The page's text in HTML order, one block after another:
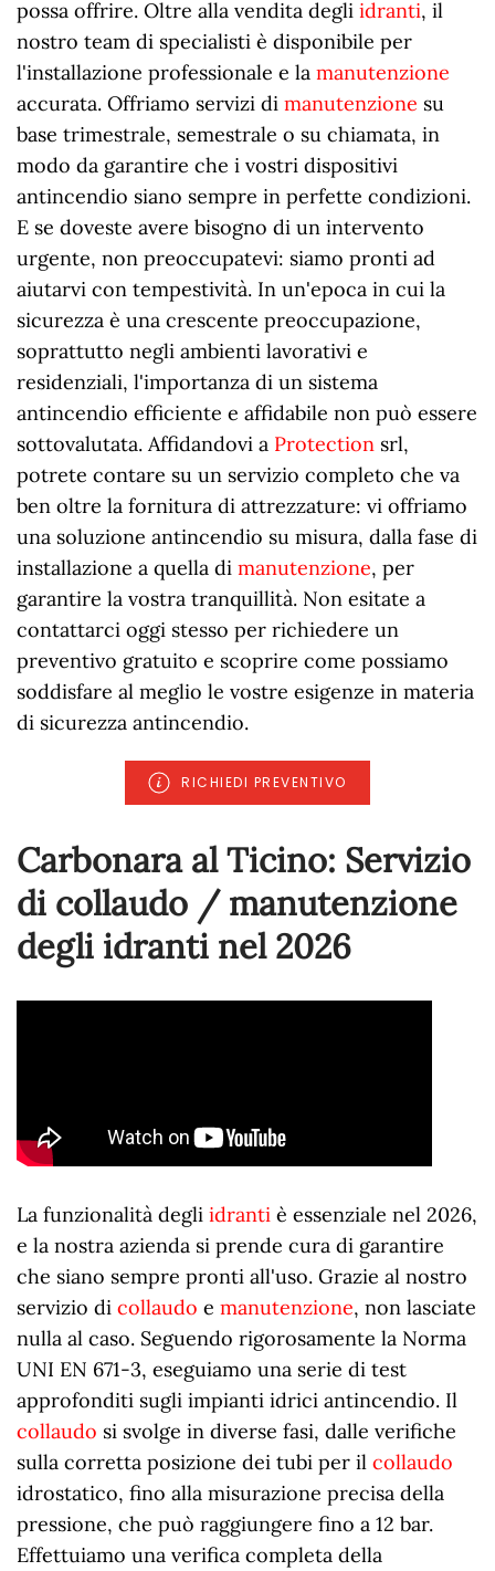
possa offrire. Oltre alla vendita degli idranti, il
nostro team di specialisti è disponibile per
l'installazione professionale e la manutenzione
accurata. Offriamo servizi di manutenzione su
base trimestrale, semestrale o su chiamata, in
modo da garantire che i vostri dispositivi
antincendio siano sempre in perfette condizioni.
E se doveste avere bisogno di un intervento
urgente, non preoccupatevi: siamo pronti ad
aiutarvi con tempestività. In un'epoca in cui la
sicurezza è una crescente preoccupazione,
soprattutto negli ambienti lavorativi e
residenziali, l'importanza di un sistema
antincendio efficiente e affidabile non può essere
sottovalutata. Affidandovi a Protection srl,
potrete contare su un servizio completo che va
ben oltre la fornitura di attrezzature: vi offriamo
una soluzione antincendio su misura, dalla fase di
installazione a quella di manutenzione, per
garantire la vostra tranquillità. Non esitate a
contattarci oggi stesso per richiedere un
preventivo gratuito e scoprire come possiamo
soddisfare al meglio le vostre esigenze in materia
di sicurezza antincendio.
RICHIEDI PREVENTIVO
Carbonara al Ticino: Servizio
di collaudo / manutenzione
degli idranti nel 2026
La funzionalità degli idranti è essenziale nel 2026,
e la nostra azienda si prende cura di garantire
che siano sempre pronti all'uso. Grazie al nostro
servizio di collaudo e manutenzione, non lasciate
nulla al caso. Seguendo rigorosamente la Norma
UNI EN 671-3, eseguiamo una serie di test
approfonditi sugli impianti idrici antincendio. Il
collaudo si svolge in diverse fasi, dalle verifiche
sulla corretta posizione dei tubi per il collaudo
idrostatico, fino alla misurazione precisa della
pressione, che può raggiungere fino a 12 bar.
Effettuiamo una verifica completa della